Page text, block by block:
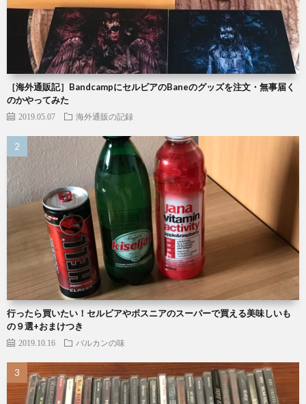
［海外通販記］BandcampにセルビアのBaneのグッズを注文・無事届く
のかやってみた
2019.05.07 海外通販の記録
行ったら買いたい！セルビアやボスニアのスーパーで買える美味しいも
の９選+おまけつき
2019.10.16 バルカンの味